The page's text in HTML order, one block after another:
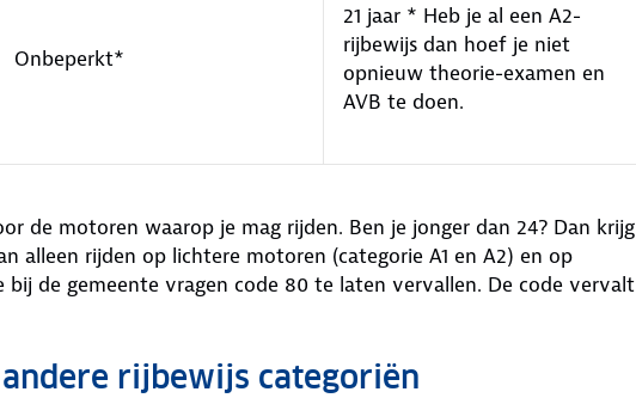
Onbeperkt*
21 jaar * Heb je al een A2-
rijbewijs dan hoef je niet
opnieuw theorie-examen en
AVB te doen.
de motoren waarop je mag rijden. Ben je jonger dan 24? Dan krijg
alleen rijden op lichtere motoren (categorie A1 en A2) en op
bij de gemeente vragen code 80 te laten vervallen. De code vervalt
rijbewijs categoriën